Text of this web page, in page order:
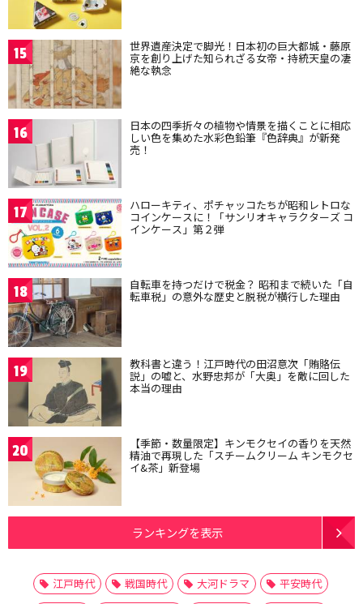
15 世界遺産決定で脚光！日本初の巨大都城・藤原
京を創り上げた知られざる女帝・持統天皇の凄
絶な執念
16 日本の四季折々の植物や情景を描くことに相応
しい色を集めた水彩色鉛筆『色辞典』が新発
売！
17 ハローキティ、ポチャッコたちが昭和レトロな
コインケースに！「サンリオキャラクターズ コ
インケース」第２弾
18 自転車を持つだけで税金？ 昭和まで続いた「自
転車税」の意外な歴史と脱税が横行した理由
19 教科書と違う！江戸時代の田沼意次「賄賂伝
説」の嘘と、水野忠邦が「大奥」を敵に回した
本当の理由
20 【季節・数量限定】キンモクセイの香りを天然
精油で再現した「スチームクリーム キンモクセ
イ&茶」新登場
ランキングを表示
江戸時代 戦国時代 大河ドラマ
平安時代